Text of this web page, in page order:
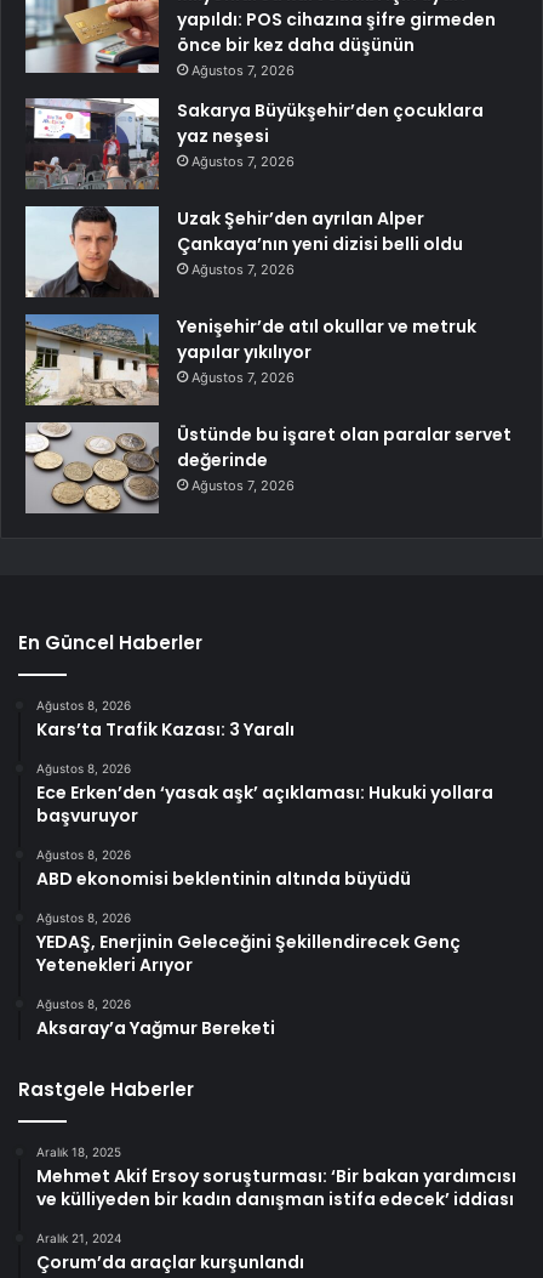
yapıldı: POS cihazına şifre girmeden
önce bir kez daha düşünün
Ağustos 7, 2026
Sakarya Büyükşehir’den çocuklara
yaz neşesi
Ağustos 7, 2026
Uzak Şehir’den ayrılan Alper
Çankaya’nın yeni dizisi belli oldu
Ağustos 7, 2026
Yenişehir’de atıl okullar ve metruk
yapılar yıkılıyor
Ağustos 7, 2026
Üstünde bu işaret olan paralar servet
değerinde
Ağustos 7, 2026
En Güncel Haberler
Ağustos 8, 2026
Kars’ta Trafik Kazası: 3 Yaralı
Ağustos 8, 2026
Ece Erken’den ‘yasak aşk’ açıklaması: Hukuki yollara
başvuruyor
Ağustos 8, 2026
ABD ekonomisi beklentinin altında büyüdü
Ağustos 8, 2026
YEDAŞ, Enerjinin Geleceğini Şekillendirecek Genç
Yetenekleri Arıyor
Ağustos 8, 2026
Aksaray’a Yağmur Bereketi
Rastgele Haberler
Aralık 18, 2025
Mehmet Akif Ersoy soruşturması: ‘Bir bakan yardımcısı
ve külliyeden bir kadın danışman istifa edecek’ iddiası
Aralık 21, 2024
Çorum’da araçlar kurşunlandı